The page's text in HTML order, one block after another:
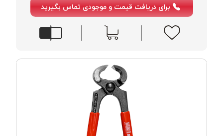
برای دریافت قیمت و موجودی تماس بگیرید